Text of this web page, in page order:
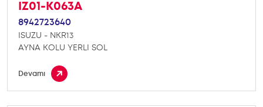
IZ01-K063A
8942723640
ISUZU - NKR13
AYNA KOLU YERLI SOL
Devamı